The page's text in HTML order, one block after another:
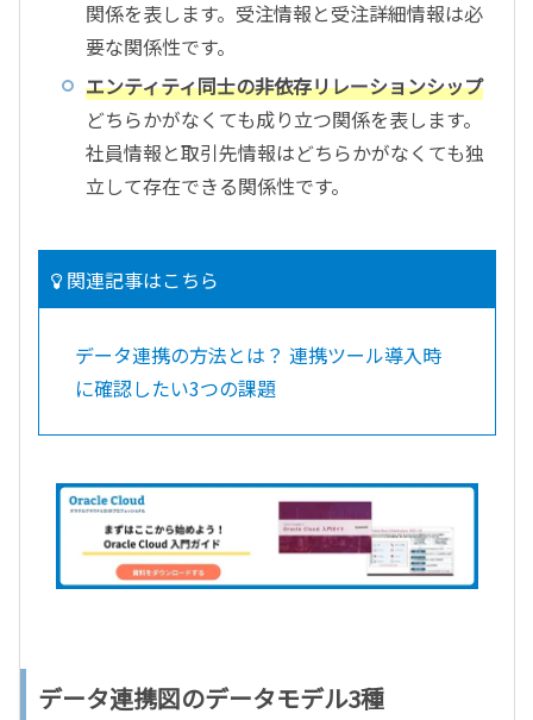
関係を表します。受注情報と受注詳細情報は必
要な関係性です。
エンティティ同士の非依存リレーションシップ
どちらかがなくても成り立つ関係を表します。
社員情報と取引先情報はどちらかがなくても独
立して存在できる関係性です。
関連記事はこちら
データ連携の方法とは？ 連携ツール導入時
に確認したい3つの課題
データ連携図のデータモデル3種